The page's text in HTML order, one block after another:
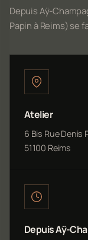
Depuis Aÿ-
Papin à Reims) se
Atelier
6 Bis Rue Denis
51100 Reims
Depuis Aÿ-